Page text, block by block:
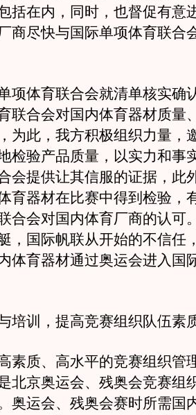
括在内，同时，也督促有意
商尽快与国际单项体育联合
体育联合会就清单核实确
联合会对国内体育器材质量
为此，我方积极组织力量，
检验产品质量，以实力和事
会提供让其信服的证据，此
育器材在比赛中得到检验，
合会对国内体育厂商的认可
，国际帆联从开始的不信任
体育器材通过奥运会进入国
训，提高竞赛组织队伍素
质、高水平的竞赛组织管
北京奥运会、残奥会竞赛组
奥运会、残奥会赛时所需国